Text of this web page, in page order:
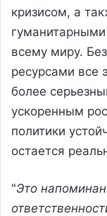
кризисом, а
всему миру.
ресурсами все
более
ускоренным
политики
остается
"Это